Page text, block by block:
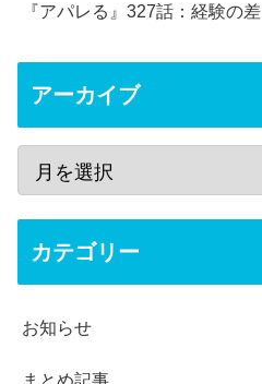
『アパレる』327話：経験の差
アーカイブ
カテゴリー
お知らせ